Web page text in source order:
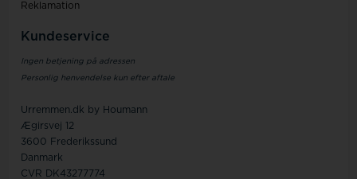
Reklamation
Kundeservice
Ingen betjening på adressen
Personlig henvendelse kun efter aftale
Urremmen.dk by Houmann
Ægirsvej 12
3600 Frederikssund
Danmark
CVR DK43277774